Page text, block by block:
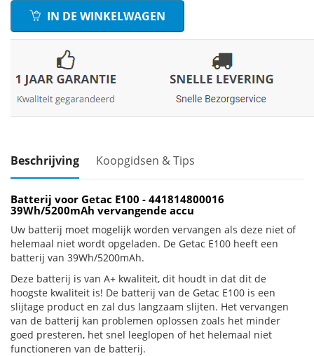
IN DE WINKELWAGEN
Beschrijving Koopgidsen & Tips
Batterij voor Getac E100 - 441814800016
39Wh/5200mAh vervangende accu
Uw batterij moet mogelijk worden vervangen als deze niet of
helemaal niet wordt opgeladen. De Getac E100 heeft een
batterij van 39Wh/5200mAh.
Deze batterij is van A+ kwaliteit, dit houdt in dat dit de
hoogste kwaliteit is! De batterij van de Getac E100 is een
slijtage product en zal dus langzaam slijten. Het vervangen
van de batterij kan problemen oplossen zoals het minder
goed presteren, het snel leeglopen of het helemaal niet
functioneren van de batterij.